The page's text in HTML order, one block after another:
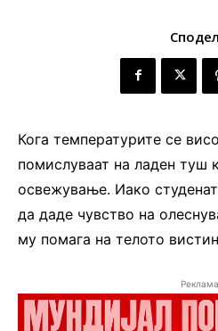
Кога температурите се
помислуваат на ладен туш
освежување. Иако
да даде чувство на
му помага на телото
Реклама